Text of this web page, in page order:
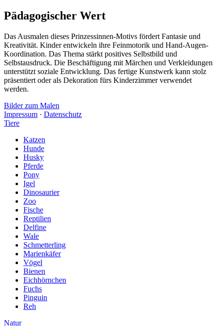
Pädagogischer Wert
Das Ausmalen dieses Prinzessinnen-Motivs fördert Fantasie und
Kreativität. Kinder entwickeln ihre Feinmotorik und Hand-Augen-
Koordination. Das Thema stärkt positives Selbstbild und
Selbstausdruck. Die Beschäftigung mit Märchen und Verkleidungen
unterstützt soziale Entwicklung. Das fertige Kunstwerk kann stolz
präsentiert oder als Dekoration fürs Kinderzimmer verwendet
werden.
Bilder zum Malen
Impressum · Datenschutz
Tiere
Katzen
Hunde
Husky
Pferde
Pony
Igel
Dinosaurier
Zoo
Fische
Reptilien
Delfine
Wale
Schmetterling
Marienkäfer
Vögel
Bienen
Eichhörnchen
Fuchs
Pinguin
Reh
Natur